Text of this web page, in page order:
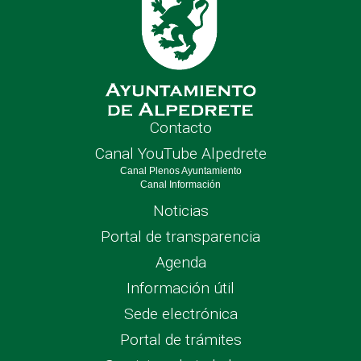
Contacto
Canal YouTube Alpedrete
Canal Plenos Ayuntamiento
Canal Información
Noticias
Portal de transparencia
Agenda
Información útil
Sede electrónica
Portal de trámites